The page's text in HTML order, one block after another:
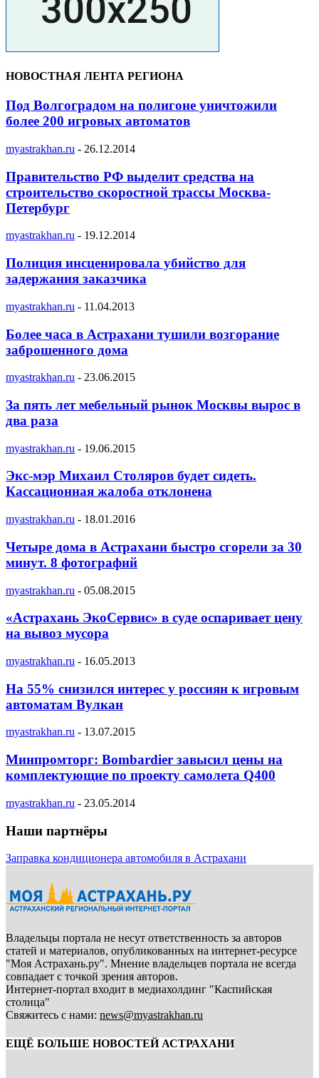
НОВОСТНАЯ ЛЕНТА РЕГИОНА
Под Волгоградом на полигоне уничтожили
более 200 игровых автоматов
myastrakhan.ru - 26.12.2014
Правительство РФ выделит средства на
строительство скоростной трассы Москва-
Петербург
myastrakhan.ru - 19.12.2014
Полиция инсценировала убийство для
задержания заказчика
myastrakhan.ru - 11.04.2013
Более часа в Астрахани тушили возгорание
заброшенного дома
myastrakhan.ru - 23.06.2015
За пять лет мебельный рынок Москвы вырос в
два раза
myastrakhan.ru - 19.06.2015
Экс-мэр Михаил Столяров будет сидеть.
Кассационная жалоба отклонена
myastrakhan.ru - 18.01.2016
Четыре дома в Астрахани быстро сгорели за 30
минут. 8 фотографий
myastrakhan.ru - 05.08.2015
«Астрахань ЭкоСервис» в суде оспаривает цену
на вывоз мусора
myastrakhan.ru - 16.05.2013
На 55% снизился интерес у россиян к игровым
автоматам Вулкан
myastrakhan.ru - 13.07.2015
Минпромторг: Bombardier завысил цены на
комплектующие по проекту самолета Q400
myastrakhan.ru - 23.05.2014
Наши партнёры
Заправка кондиционера автомобиля в Астрахани
Владельцы портала не несут ответственность за авторов
статей и материалов, опубликованных на интернет-ресурсе
"Моя Астрахань.ру". Мнение владельцев портала не всегда
совпадает с точкой зрения авторов.
Интернет-портал входит в медиахолдинг "Каспийская
столица"
Свяжитесь с нами: news@myastrakhan.ru
ЕЩЁ БОЛЬШЕ НОВОСТЕЙ АСТРАХАНИ